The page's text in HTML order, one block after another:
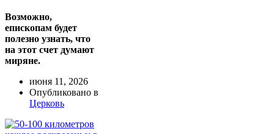
Возможно,
епископам будет
полезно узнать, что
на этот счет думают
миряне.
июня 11, 2026
Опубликовано в
Церковь